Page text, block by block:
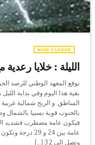
NON CLASSÉ
الليلة : خلايا رعدية مع أمطار متفرقة
توقع المعهد الوطني للرصد
بقية هذا اليوم وفي بداية
المناطق. و الريح شمالية
بالجنوب قوية نسبيا بالشمال
فيكون عامة مضطرب فشديد
وتصل الى 32 […]